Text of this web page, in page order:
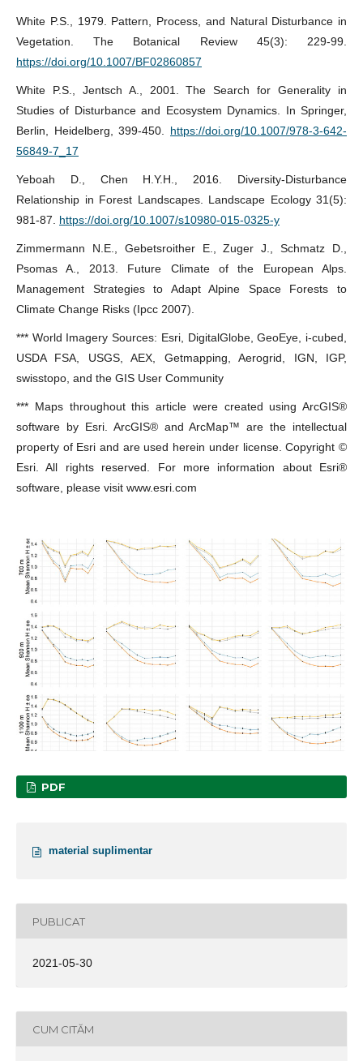
White P.S., 1979. Pattern, Process, and Natural Disturbance in
Vegetation. The Botanical Review 45(3): 229-99.
https://doi.org/10.1007/BF02860857
White P.S., Jentsch A., 2001. The Search for Generality in
Studies of Disturbance and Ecosystem Dynamics. In Springer,
Berlin, Heidelberg, 399-450. https://doi.org/10.1007/978-3-642-
56849-7_17
Yeboah D., Chen H.Y.H., 2016. Diversity-Disturbance
Relationship in Forest Landscapes. Landscape Ecology 31(5):
981-87. https://doi.org/10.1007/s10980-015-0325-y
Zimmermann N.E., Gebetsroither E., Zuger J., Schmatz D.,
Psomas A., 2013. Future Climate of the European Alps.
Management Strategies to Adapt Alpine Space Forests to
Climate Change Risks (Ipcc 2007).
*** World Imagery Sources: Esri, DigitalGlobe, GeoEye, i-cubed,
USDA FSA, USGS, AEX, Getmapping, Aerogrid, IGN, IGP,
swisstopo, and the GIS User Community
*** Maps throughout this article were created using ArcGIS®
software by Esri. ArcGIS® and ArcMap™ are the intellectual
property of Esri and are used herein under license. Copyright ©
Esri. All rights reserved. For more information about Esri®
software, please visit www.esri.com
PDF
material suplimentar
PUBLICAT
2021-05-30
CUM CITĂM